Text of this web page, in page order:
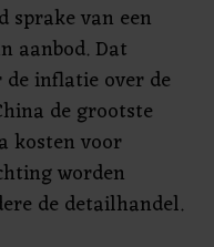
sprake van een
aanbod. Dat
inflatie over de
de grootste
kosten voor
worden
de detailhandel.